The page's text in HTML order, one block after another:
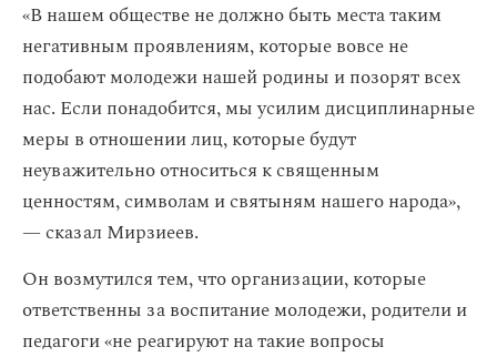
«В нашем обществе не должно быть места таким
негативным проявлениям, которые вовсе не
подобают молодежи нашей родины и позорят всех
нас. Если понадобится, мы усилим дисциплинарные
меры в отношении лиц, которые будут
неуважительно относиться к священным
ценностям, символам и святыням нашего народа»,
— сказал Мирзиеев.
Он возмутился тем, что организации, которые
ответственны за воспитание молодежи, родители и
педагоги «не реагируют на такие вопросы